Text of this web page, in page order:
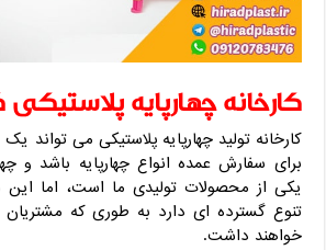
کارخانه چهارپایه پلاستیکی
کارخانه تولید چهارپایه پلاستیکی می تواند
برای سفارش عمده انواع چهارپایه باشد و
یکی از محصولات تولیدی ما است، اما
تنوع گسترده ای دارد به طوری که مشتریان
خواهند داشت.